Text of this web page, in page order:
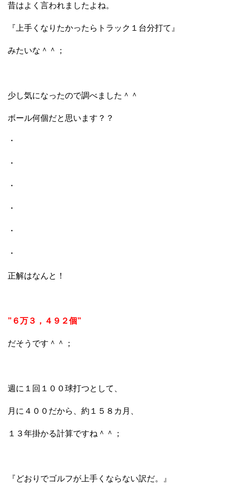
昔はよく言われましたよね。
『上手くなりたかったらトラック１台分打て』
みたいな＾＾；
少し気になったので調べました＾＾
ボール何個だと思います？？
・
・
・
・
・
・
正解はなんと！
”６万３，４９２個”
だそうです＾＾；
週に１回１００球打つとして、
月に４００だから、約１５８カ月、
１３年掛かる計算ですね＾＾；
『どおりでゴルフが上手くならない訳だ。』